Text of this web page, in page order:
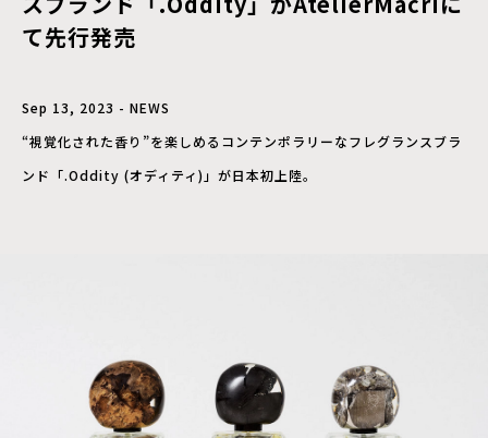
て先行発売
Sep 13, 2023 - NEWS
“視覚化された香り”を楽しめるコンテンポラリーなフレグランスブラ
ンド「.Oddity (オディティ)」が日本初上陸。